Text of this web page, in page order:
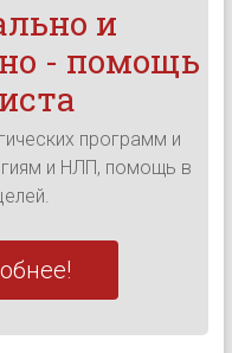
и
- помощь
программ и
и НЛП, помощь в